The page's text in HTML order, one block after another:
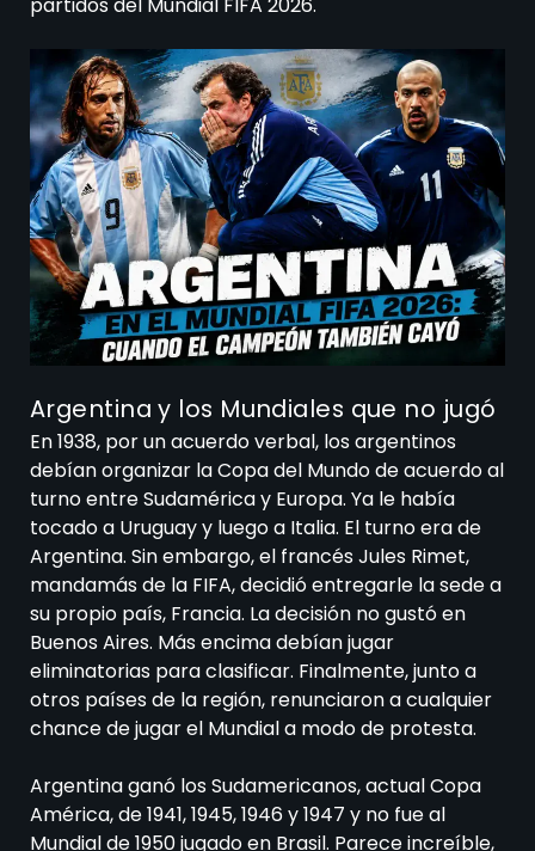
Argentina y los Mundiales que no jugó
En 1938, por un acuerdo verbal, los argentinos
debían organizar la Copa del Mundo de acuerdo al
turno entre Sudamérica y Europa. Ya le había
tocado a Uruguay y luego a Italia. El turno era de
Argentina. Sin embargo, el francés Jules Rimet,
mandamás de la FIFA, decidió entregarle la sede a
su propio país, Francia. La decisión no gustó en
Buenos Aires. Más encima debían jugar
eliminatorias para clasificar. Finalmente, junto a
otros países de la región, renunciaron a cualquier
chance de jugar el Mundial a modo de protesta.
Argentina ganó los Sudamericanos, actual Copa
América, de 1941, 1945, 1946 y 1947 y no fue al
Mundial de 1950 jugado en Brasil. Parece increíble,